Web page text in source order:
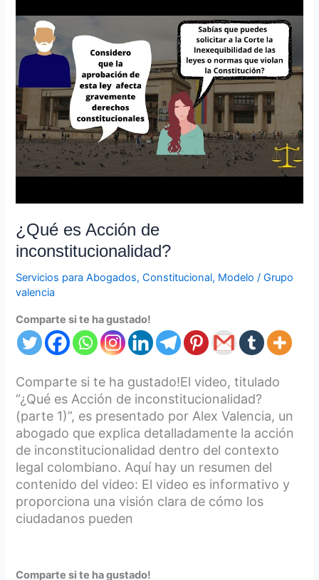
¿Qué es Acción de
inconstitucionalidad?
Servicios para Abogados,Constitucional, Modelo /Grupo
valencia
Comparte si te ha gustado!
Comparte si te ha gustado!El video, titulado
“¿Qué es Acción de inconstitucionalidad?
(parte 1)”, es presentado por Alex Valencia, un
abogado que explica detalladamente la acción
de inconstitucionalidad dentro del contexto
legal colombiano. Aquí hay un resumen del
contenido del video: El video es informativo y
proporciona una visión clara de cómo los
ciudadanos pueden
Comparte si te ha gustado!
es
Acción
inconstitucionalidad?